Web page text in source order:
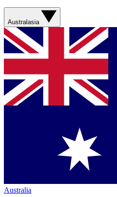
Australasia
Australia